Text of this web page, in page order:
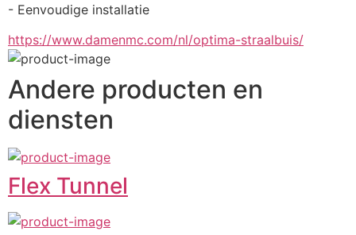
- Eenvoudige installatie
https://www.damenmc.com/nl/optima-straalbuis/
Andere producten en
diensten
Flex Tunnel